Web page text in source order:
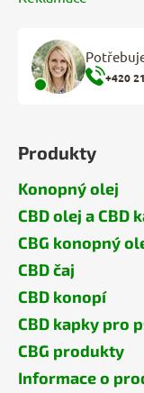
+420
Produkty
Konopný olej
CBD olej a CBD
CBG konopný
CBD čaj
CBD konopí
CBD kapky pro
CBG produkty
Informace o